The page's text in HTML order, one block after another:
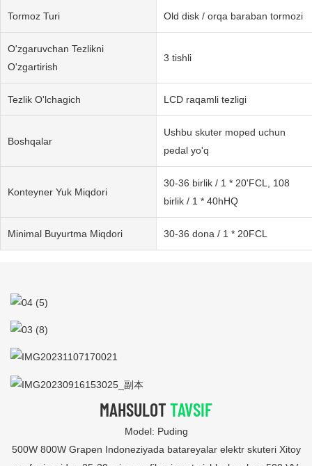
Tormoz Turi Old disk / orqa baraban tormozi
O'zgaruvchan Tezlikni
O'zgartirish
3 tishli
Tezlik O'lchagich LCD raqamli tezligi
Boshqalar
Ushbu skuter moped uchun
pedal yo'q
Konteyner Yuk Miqdori
30-36 birlik / 1 * 20'FCL, 108
birlik / 1 * 40hHQ
Minimal Buyurtma Miqdori 30-36 dona / 1 * 20FCL
MAHSULOTTAVSIF
Model: Puding
500W 800W Grapen Indoneziyada batareyalar elektr skuteri Xitoy